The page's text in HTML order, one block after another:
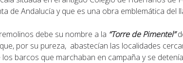
de Andalucía y que es una obra emblemática
debe su nombre a la “Torre de Pimentel”
por su pureza, abastecían las localidades
barcos que marchaban en campaña y se